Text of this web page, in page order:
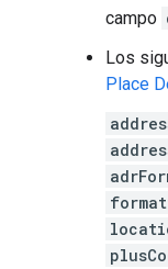
campo
Los
Place